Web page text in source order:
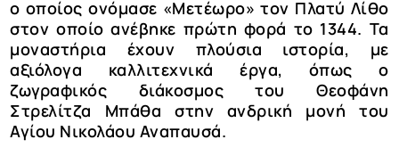
ο οποίος ονόμασε «Μετέωρο» τον Πλατύ Λίθο
στον οποίο ανέβηκε πρώτη φορά το 1344. Τα
μοναστήρια έχουν πλούσια ιστορία, με
αξιόλογα καλλιτεχνικά έργα, όπως ο
ζωγραφικός διάκοσμος του Θεοφάνη
Στρελίτζα Μπάθα στην ανδρική μονή του
Αγίου Νικολάου Αναπαυσά.